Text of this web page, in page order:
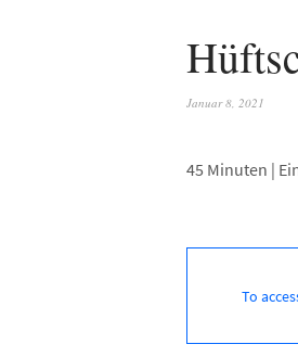
Januar 8, 2021
45 Minuten |
To